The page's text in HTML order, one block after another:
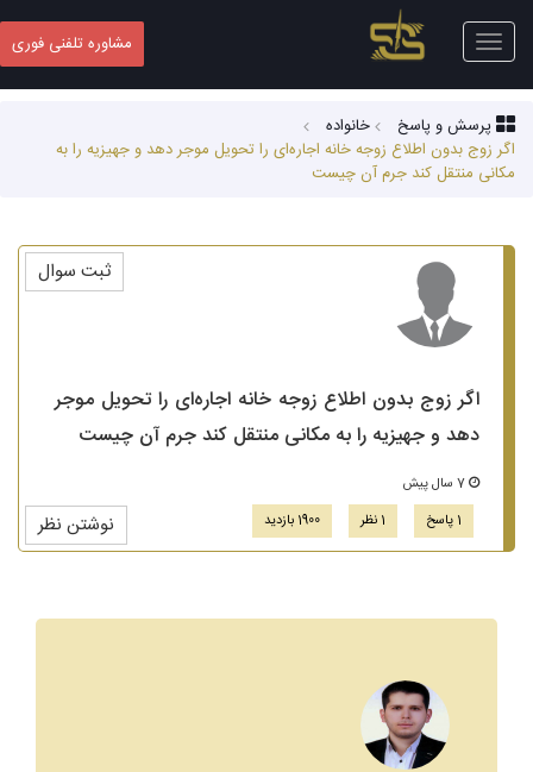
Toggle
navigation
مشاوره تلفنی فوری
پرسش و پاسخ
خانواده
اگر زوج بدون اطلاع زوجه خانه اجاره‌ای را تحویل موجر دهد و جهیزیه را به
مکانی منتقل کند جرم آن چیست
اگر زوج بدون اطلاع زوجه خانه اجاره‌ای را تحویل موجر
دهد و جهیزیه را به مکانی منتقل کند جرم آن چیست
1 پاسخ
1 نظر 1900 بازدید نوشتن نظر
ثبت سوال